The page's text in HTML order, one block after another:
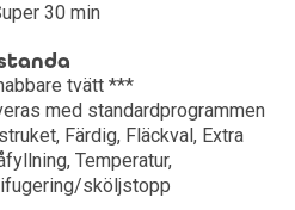
30 min
tvätt ***
med standardprogrammen
Färdig, Fläckval, Extra
Temperatur,
sköljstopp